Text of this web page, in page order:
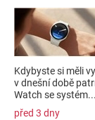
Kdybyste si měli
v dnešní době
Watch se systém...
před 3 dny